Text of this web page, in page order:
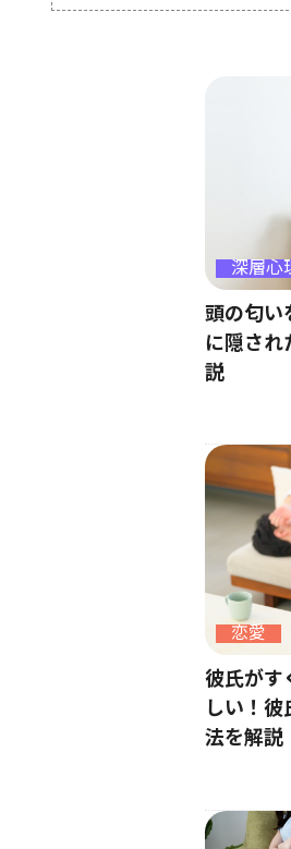
深層心
頭の匂い
に隠され
説
恋愛
彼氏がす
しい！彼
法を解説